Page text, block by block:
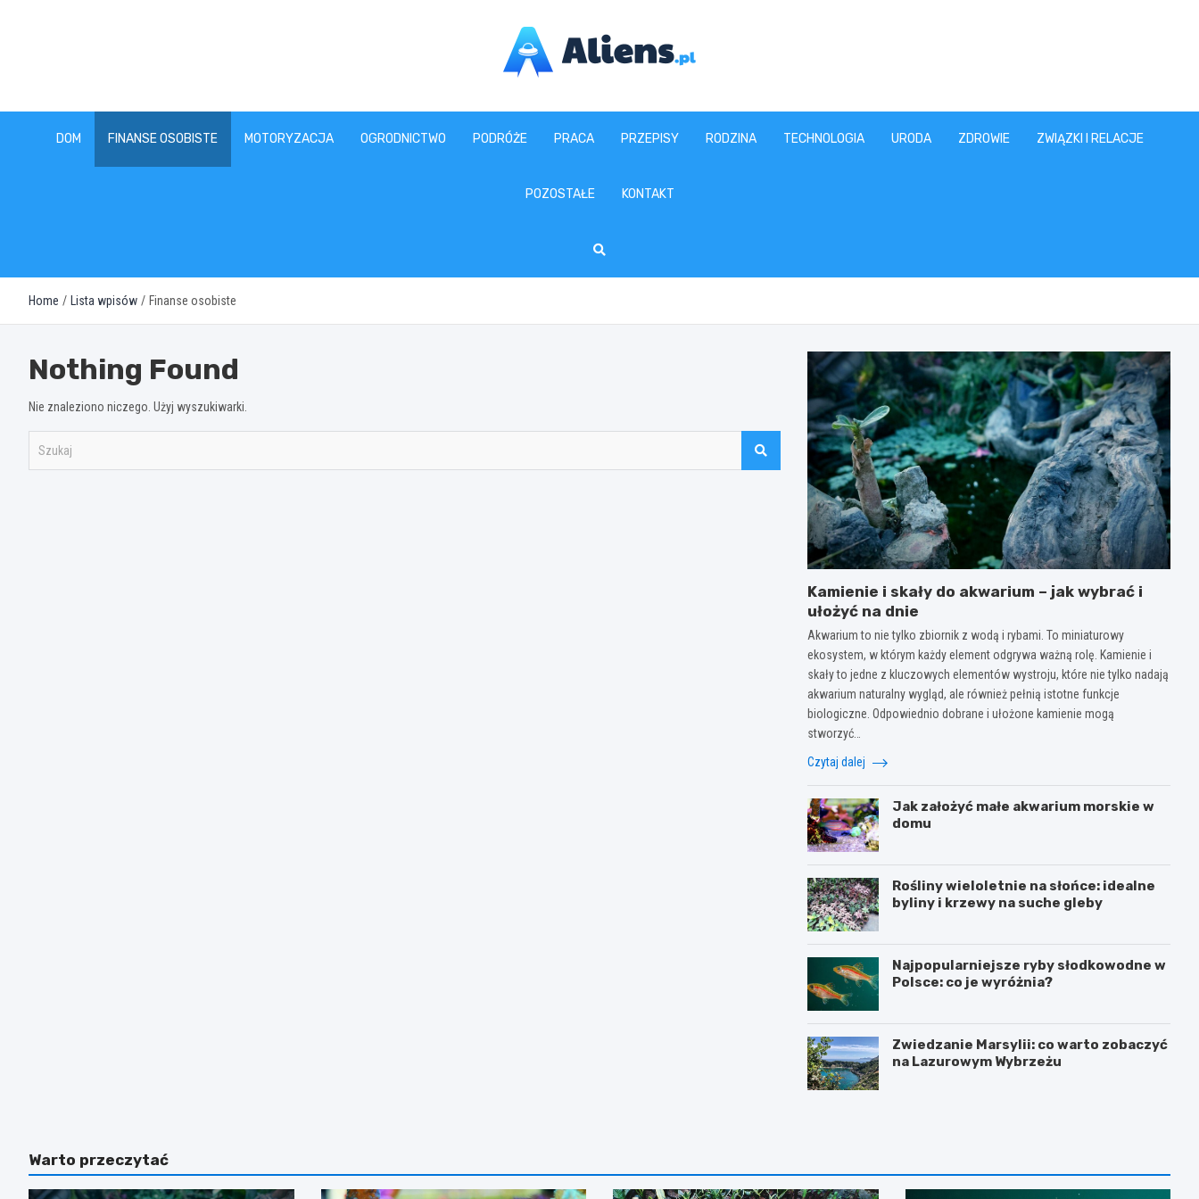
aliens.pl
DOM FINANSE OSOBISTE MOTORYZACJA OGRODNICTWO PODRÓŻE PRACA PRZEPISY RODZINA TECHNOLOGIA URODA ZDROWIE ZWIĄZKI I RELACJE
POZOSTAŁE KONTAKT
Home Lista wpisów Finanse osobiste
Nothing Found
Nie znaleziono niczego. Użyj wyszukiwarki.
Kamienie i skały do akwarium – jak wybrać i
ułożyć na dnie
Akwarium to nie tylko zbiornik z wodą i rybami. To miniaturowy
ekosystem, w którym każdy element odgrywa ważną rolę. Kamienie i
skały to jedne z kluczowych elementów wystroju, które nie tylko nadają
akwarium naturalny wygląd, ale również pełnią istotne funkcje
biologiczne. Odpowiednio dobrane i ułożone kamienie mogą
stworzyć…
Czytaj dalej
Jak założyć małe akwarium morskie w
domu
Rośliny wieloletnie na słońce: idealne
byliny i krzewy na suche gleby
Najpopularniejsze ryby słodkowodne w
Polsce: co je wyróżnia?
Zwiedzanie Marsylii: co warto zobaczyć
na Lazurowym Wybrzeżu
Warto przeczytać